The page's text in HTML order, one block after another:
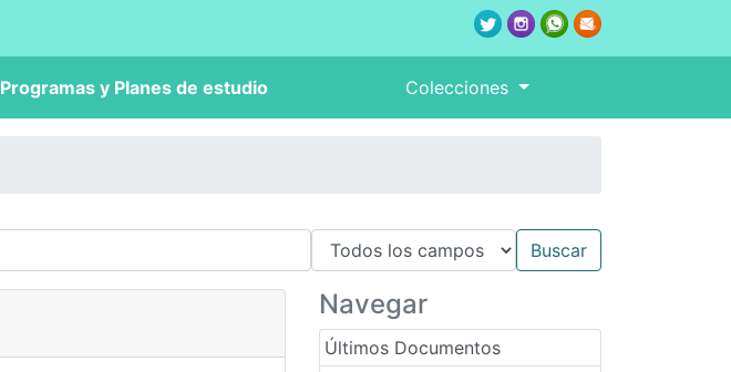
Programas y Planes de estudio Colecciones
Navegar
Últimos Documentos